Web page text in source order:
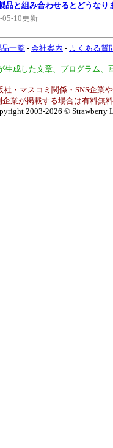
品と組み合わせるとどうなり
05-10更新
一覧 - 会社案内 - よくある質
成した文章、プログラム
社・マスコミ関係・SNS企業
業が掲載する場合は有料無
2003-2026 © Strawberry